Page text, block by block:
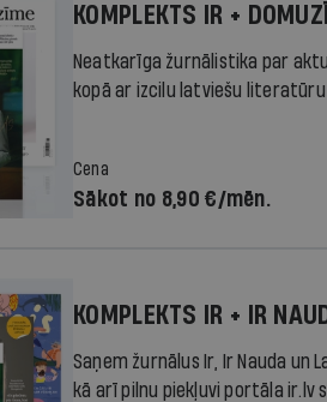
KOMPLEKTS IR +
Neatkarīga žurnālistika par
kopā ar izcilu latviešu
Cena
Sākot no 8,90 €/mēn.
KOMPLEKTS IR + IR
Saņem žurnālus Ir, Ir Nauda un
kā arī pilnu piekļuvi portāla ir.lv